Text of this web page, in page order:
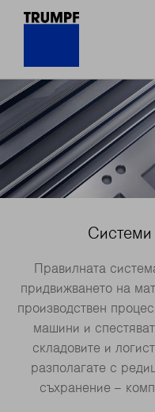
Правилната
придвижването на
производствен
машини и
складовите и
разполагате с
съхранение –